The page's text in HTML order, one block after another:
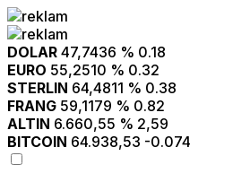
DOLAR 47,7436 % 0.18
EURO 55,2510 % 0.32
STERLIN 64,4811 % 0.38
FRANG 59,1179 % 0.82
ALTIN 6.660,55 % 2,59
BITCOIN 64.938,53 -0.074